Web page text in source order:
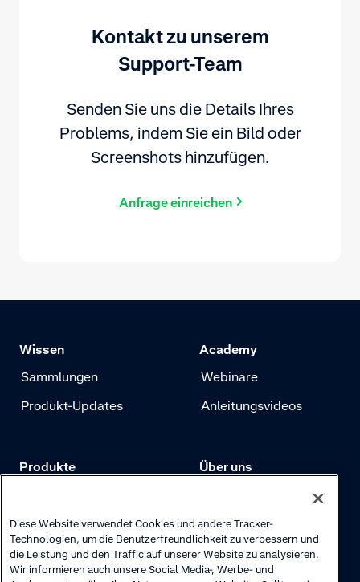
Kontakt zu unserem
Support-Team
Senden Sie uns die Details Ihres
Problems, indem Sie ein Bild oder
Screenshots hinzufügen.
Anfrage einreichen
Wissen
Sammlungen
Produkt-Updates
Academy
Webinare
Anleitungsvideos
Produkte
Zahlungen
Risikomanagement
Über uns
Unsere Geschichte
Newsletter
Diese Website verwendet Cookies und andere Tracker-
Technologien, um die Benutzerfreundlichkeit zu verbessern und
die Leistung und den Traffic auf unserer Website zu analysieren.
Wir informieren auch unsere Social Media-, Werbe- und